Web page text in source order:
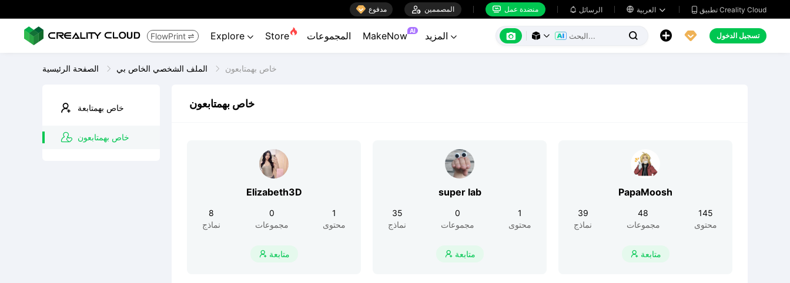
 مدفوع  المصممين  منضدة عمل  الرسائل    تطبيق Creality Cloud
FlowPrint  Explore  Store المجموعات MakeNow AI
       تسجيل الدخول
خاص بهمتابعون
خاص بهمتابعة
خاص بهمتابعون
خاص بهمتابعون
Elizabeth3D
8
نماذج
0
مجموعات
1
محتوى
 متابعة
super lab
35
نماذج
0
مجموعات
1
محتوى
 متابعة
PapaMoosh
39
نماذج
48
مجموعات
145
محتوى
 متابعة